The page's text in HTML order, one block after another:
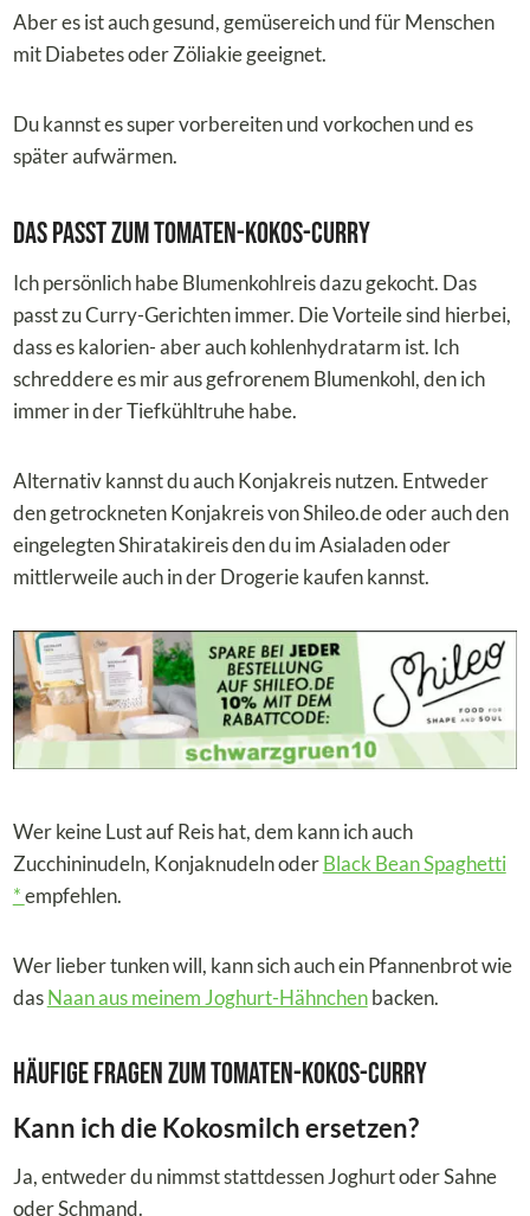
Aber es ist auch gesund, gemüsereich und für Menschen
mit Diabetes oder Zöliakie geeignet.
Du kannst es super vorbereiten und vorkochen und es
später aufwärmen.
Das passt zum Tomaten-Kokos-Curry
Ich persönlich habe Blumenkohlreis dazu gekocht. Das
passt zu Curry-Gerichten immer. Die Vorteile sind hierbei,
dass es kalorien- aber auch kohlenhydratarm ist. Ich
schreddere es mir aus gefrorenem Blumenkohl, den ich
immer in der Tiefkühltruhe habe.
Alternativ kannst du auch Konjakreis nutzen. Entweder
den getrockneten Konjakreis von Shileo.de oder auch den
eingelegten Shiratakireis den du im Asialaden oder
mittlerweile auch in der Drogerie kaufen kannst.
Wer keine Lust auf Reis hat, dem kann ich auch
Zucchininudeln, Konjaknudeln oderBlack Bean Spaghetti
*empfehlen.
Wer lieber tunken will, kann sich auch ein Pfannenbrot wie
dasNaan aus meinem Joghurt-Hähnchenbacken.
Häufige Fragen zum Tomaten-Kokos-Curry
Kann ich die Kokosmilch ersetzen?
Ja, entweder du nimmst stattdessen Joghurt oder Sahne
oder Schmand.